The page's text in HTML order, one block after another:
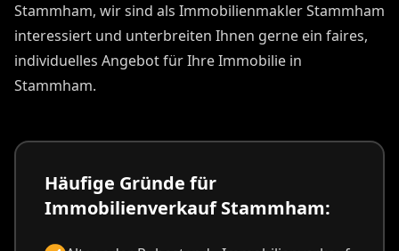
Stammham, wir sind als Immobilienmakler Stammham
interessiert und unterbreiten Ihnen gerne ein faires,
individuelles Angebot für Ihre Immobilie in
Stammham.
Häufige Gründe für
Immobilienverkauf Stammham: